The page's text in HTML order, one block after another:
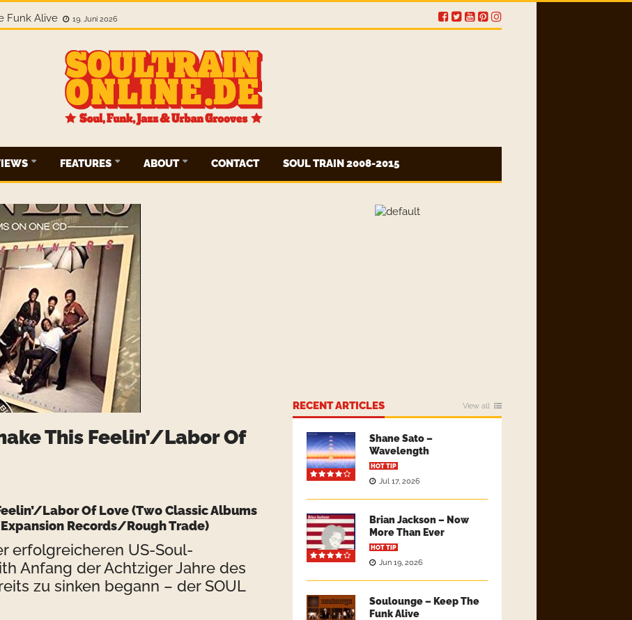
Funk Alive 19. Juni 2026
FEATURES ABOUT CONTACT SOUL TRAIN 2008-2015
This Feelin’/Labor Of
Labor Of Love (Two Classic Albums
Records/Rough Trade)
erfolgreicheren US-Soul-
Anfang der Achtziger Jahre des
zu sinken begann – der SOUL
RECENT ARTICLES View all
Shane Sato –
Wavelength
HOT TIP
Jul 17, 2026
Brian Jackson – Now
More Than Ever
HOT TIP
Jun 19, 2026
Soulounge – Keep The
Funk Alive